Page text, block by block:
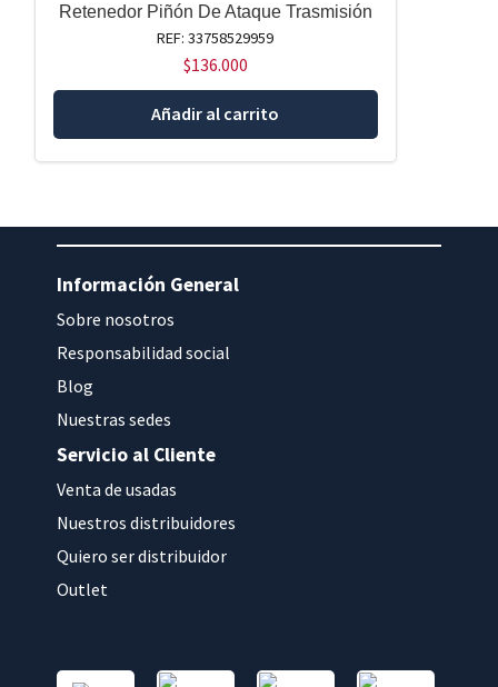
Retenedor Piñón De Ataque Trasmisión
REF: 33758529959
$136.000
Añadir al carrito
Información General
Sobre nosotros
Responsabilidad social
Blog
Nuestras sedes
Servicio al Cliente
Venta de usadas
Nuestros distribuidores
Quiero ser distribuidor
Outlet